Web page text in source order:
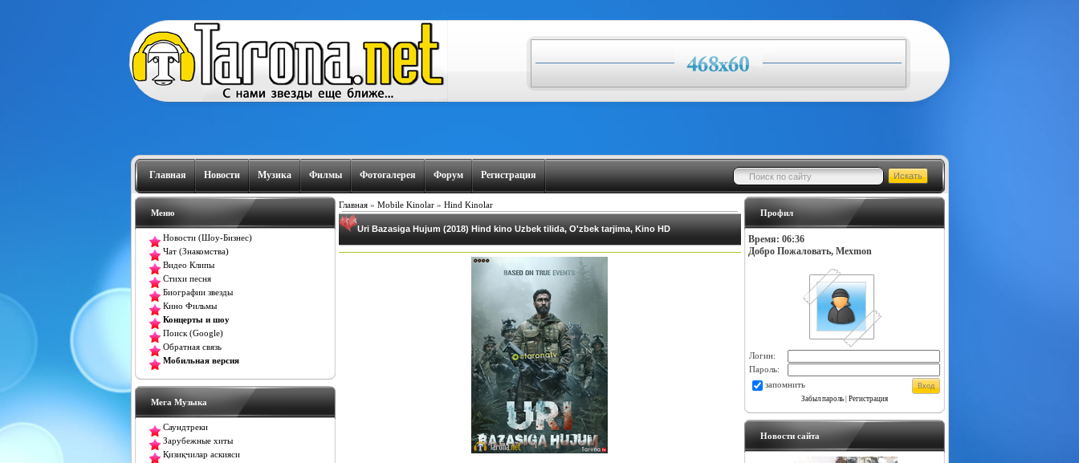
Главная Новости Музика Филмы Фотогалерея Форум Регистрация
Меню
Новости (Шоу-Бизнес)
Чат (Знакомства)
Видео Клипы
Стихи песня
Биографии звезды
Кино Фильмы
Концерты и шоу
Поиск (Google)
Обратная связь
Мобильная версия
Мега Музыка
Саундтреки
Зарубежные хиты
Қизиқчилар аскияси
Главная» Mobile Kinolar» Hind Kinolar
Uri Bazasiga Hujum (2018) Hind kino Uzbek tilida, O'zbek tarjima, Kino HD
Профил
Время: 06:36
Добро Пожаловать, Mexmon
Логин:
Пароль:
запомнить
Забыл пароль| Регистрация
Новости сайта